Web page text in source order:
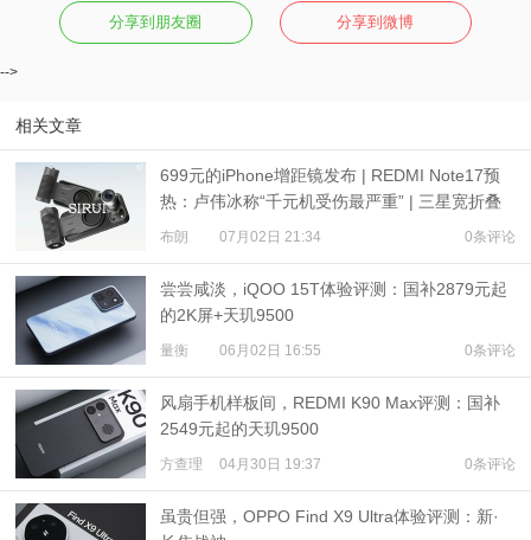
分享到朋友圈 分享到微博
-->
相关文章
699元的iPhone增距镜发布 | REDMI Note17预
热：卢伟冰称“千元机受伤最严重” | 三星宽折叠
或7月22日发布
布朗 07月02日 21:34 0条评论
尝尝咸淡，iQOO 15T体验评测：国补2879元起
的2K屏+天玑9500
量衡 06月02日 16:55 0条评论
风扇手机样板间，REDMI K90 Max评测：国补
2549元起的天玑9500
方查理 04月30日 19:37 0条评论
虽贵但强，OPPO Find X9 Ultra体验评测：新·